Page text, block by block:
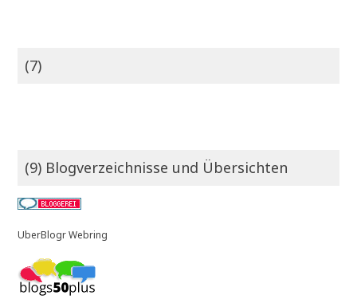
(7)
(9) Blogverzeichnisse und Übersichten
UberBlogr Webring